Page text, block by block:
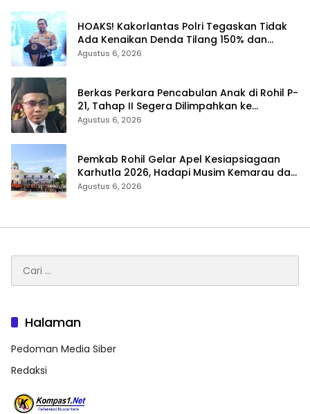
HOAKS! Kakorlantas Polri Tegaskan Tidak
Ada Kenaikan Denda Tilang 150% dan
Tilang Manual Menyeluruh
Agustus 6, 2026
Berkas Perkara Pencabulan Anak di Rohil P-
21, Tahap II Segera Dilimpahkan ke
Kejaksaan
Agustus 6, 2026
Pemkab Rohil Gelar Apel Kesiapsiagaan
Karhutla 2026, Hadapi Musim Kemarau dan
El Nino
Agustus 6, 2026
untuk:
Halaman
Pedoman Media Siber
Redaksi